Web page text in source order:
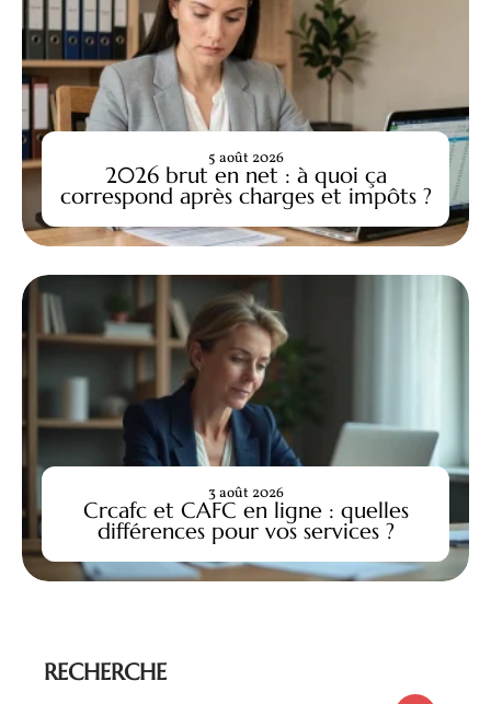
2026 brut en net : à quoi ça
correspond après charges et impôts ?
5 août 2026
Crcafc et CAFC en ligne : quelles
différences pour vos services ?
3 août 2026
RECHERCHE